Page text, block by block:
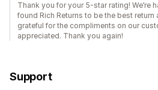
Thank you for your 5-star rating! We’re
found Rich Returns to be the best
grateful for the compliments on our
appreciated. Thank you again!
Support